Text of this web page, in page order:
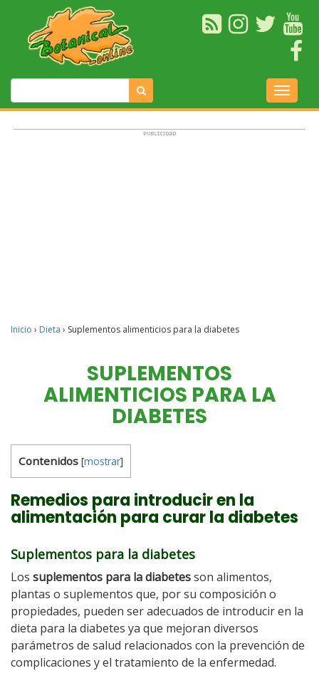
Inicio › Dieta › Suplementos alimenticios para la diabetes
SUPLEMENTOS
ALIMENTICIOS PARA LA
DIABETES
Contenidos [mostrar]
Remedios para introducir en la
alimentación para curar la diabetes
Suplementos para la diabetes
Los suplementos para la diabetesson alimentos,
plantas o suplementos que, por su composición o
propiedades, pueden ser adecuados de introducir en la
dieta para la diabetes ya que mejoran diversos
parámetros de salud relacionados con la prevención de
complicaciones y el tratamiento de la enfermedad.